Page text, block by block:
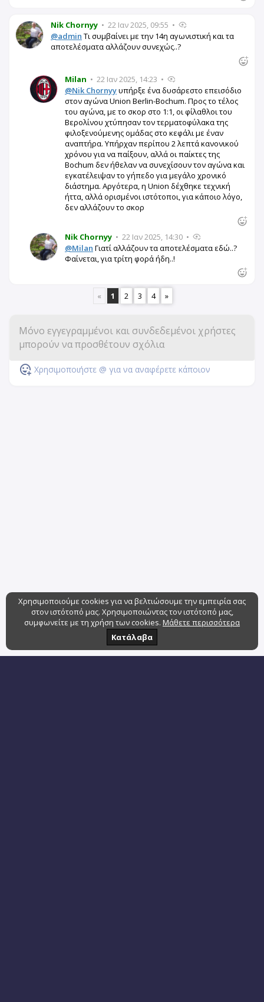
Nik Chornyy • 22 Ιαν 2025, 09:55 •
@admin Τι συμβαίνει με την 14η αγωνιστική και τα
αποτελέσματα αλλάζουν συνεχώς..?
Milan • 22 Ιαν 2025, 14:23 •
@Nik Chornyyυπήρξε ένα δυσάρεστο επεισόδιο
στον αγώνα Union Berlin-Bochum. Προς το τέλος
του αγώνα, με το σκορ στο 1:1, οι φίλαθλοι του
Βερολίνου χτύπησαν τον τερματοφύλακα της
φιλοξενούμενης ομάδας στο κεφάλι με έναν
αναπτήρα. Υπήρχαν περίπου 2 λεπτά κανονικού
χρόνου για να παίξουν, αλλά οι παίκτες της
Bochum δεν ήθελαν να συνεχίσουν τον αγώνα και
εγκατέλειψαν το γήπεδο για μεγάλο χρονικό
διάστημα. Αργότερα, η Union δέχθηκε τεχνική
ήττα, αλλά ορισμένοι ιστότοποι, για κάποιο λόγο,
δεν αλλάζουν το σκορ
Nik Chornyy • 22 Ιαν 2025, 14:30 •
@Milan Γιατί αλλάζουν τα αποτελέσματα εδώ..?
Φαίνεται, για τρίτη φορά ήδη..!
« 1 2 3 4 »
Χρησιμοποιήστε @ για να αναφέρετε κάποιον
Χρησιμοποιούμε cookies για να βελτιώσουμε την εμπειρία σας
στον ιστότοπό μας. Χρησιμοποιώντας τον ιστότοπό μας,
συμφωνείτε με τη χρήση των cookies. Μάθετε περισσότερα
Κατάλαβα